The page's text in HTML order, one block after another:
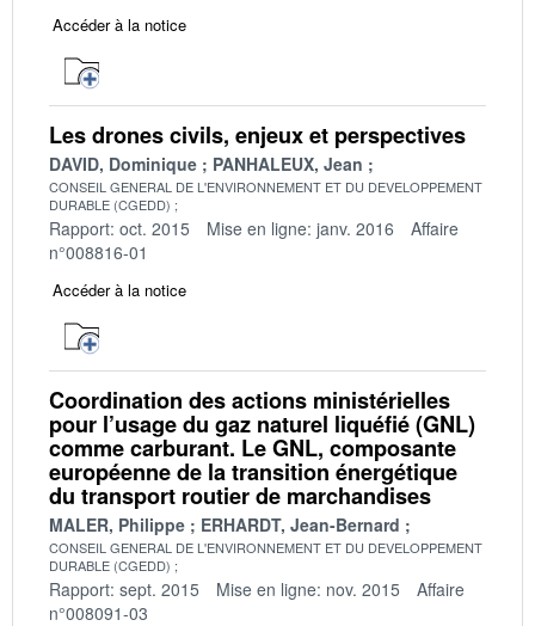
Accéder à la notice
Les drones civils, enjeux et perspectives
DAVID, Dominique PANHALEUX, Jean
CONSEIL GENERAL DE L'ENVIRONNEMENT ET DU DEVELOPPEMENT
DURABLE (CGEDD)
Rapport: oct. 2015 Mise en ligne: janv. 2016
Affaire
n°008816-01
Accéder à la notice
Coordination des actions ministérielles
pour l’usage du gaz naturel liquéfié (GNL)
comme carburant. Le GNL, composante
européenne de la transition énergétique
du transport routier de marchandises
MALER, Philippe ERHARDT, Jean-Bernard
CONSEIL GENERAL DE L'ENVIRONNEMENT ET DU DEVELOPPEMENT
DURABLE (CGEDD)
Rapport: sept. 2015 Mise en ligne: nov. 2015
Affaire
n°008091-03